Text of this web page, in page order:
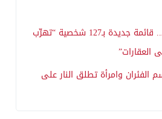
حملة مكافحة الفساد.. قائمة جديدة بـ127 شخصية “تهرِّب
العقارات”
الفئران وامرأة تطلق النار على